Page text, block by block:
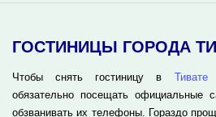
ГОСТИНИЦЫ ГОРОДА
Чтобы снять гостиницу в Тивате
обязательно посещать официальные
обзванивать их телефоны. Гораздо